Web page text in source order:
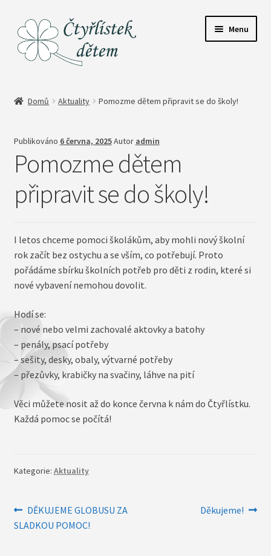
Přeskočit
na
navigaci
Přejít
k
obsahu
Menu
child
Příběhy rodin
Obchůdek pro štěstí
menu
Domů Aktuality Pomozme dětem připravit se do školy!
Publikováno 6 června, 2025Autor admin
Pomozme dětem
připravit se do školy!
I letos chceme pomoci školákům, aby mohli nový školní
rok začít bez ostychu a se vším, co potřebují. Proto
pořádáme sbírku školních potřeb pro děti z rodin, které si
nové vybavení nemohou dovolit.
Hodí se:
– nové nebo velmi zachovalé aktovky a batohy
– penály, psací potřeby
– sešity, desky, obaly, výtvarné potřeby
– přezůvky, krabičky na svačiny, láhve na pití
Věci můžete nosit až do konce června k nám do Čtyřlístku.
Každá pomoc se počítá!
Kategorie: Aktuality
Navigace
pro
Předchozí
příspěvek:
DĚKUJEME GLOBUSU ZA
SLADKOU POMOC!
Následující
Děkujeme!